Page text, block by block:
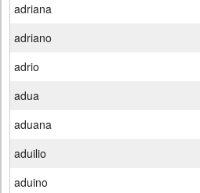
adriana
adriano
adrio
adua
aduana
aduilio
aduino